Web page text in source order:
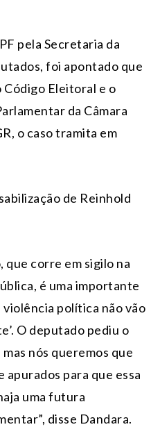
pela Secretaria da
foi apontado que
Eleitoral e o
da Câmara
o caso tramita em
de Reinhold
que corre em sigilo na
é uma importante
violência política não vão
O deputado pediu o
nós queremos que
para que essa
uma futura
disse Dandara.